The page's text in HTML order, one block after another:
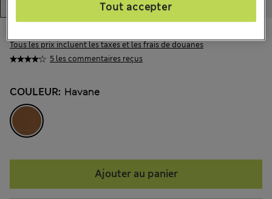
5 les commentaires reçus
Tous les prix incluent les taxes et les frais de douanes
COULEUR: Havane
Ajouter au panier
Tout accepter